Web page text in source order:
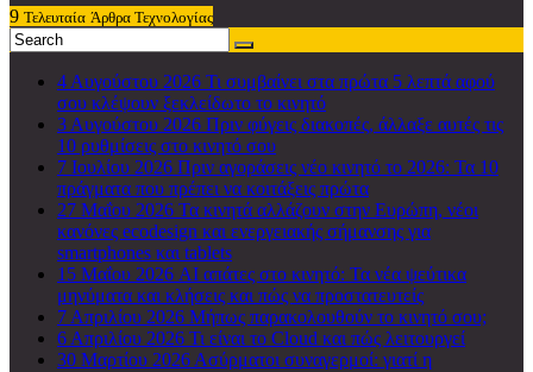
9 Τελευταία Άρθρα Τεχνολογίας
4 Αυγούστου 2026 Τι συμβαίνει στα πρώτα 5 λεπτά αφού
σου κλέψουν ξεκλείδωτο το κινητό
3 Αυγούστου 2026 Πριν φύγεις διακοπές, άλλαξε αυτές τις
10 ρυθμίσεις στο κινητό σου
7 Ιουλίου 2026 Πριν αγοράσεις νέο κινητό το 2026: Τα 10
πράγματα που πρέπει να κοιτάξεις πρώτα
27 Μαΐου 2026 Τα κινητά αλλάζουν στην Ευρώπη, νέοι
κανόνες ecodesign και ενεργειακής σήμανσης για
smartphones και tablets
15 Μαΐου 2026 AI απάτες στο κινητό: Τα νέα ψεύτικα
μηνύματα και κλήσεις και πώς να προστατευτείς
7 Απριλίου 2026 Μήπως παρακολουθούν το κινητό σου;
6 Απριλίου 2026 Τι είναι το Cloud και πώς λειτουργεί
30 Μαρτίου 2026 Ασύρματοι συναγερμοί: γιατί η